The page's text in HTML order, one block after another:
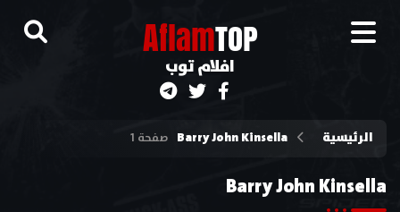
AflamTOP
افلام توب
الرئيسية Barry John Kinsella صفحة 1
Barry John Kinsella